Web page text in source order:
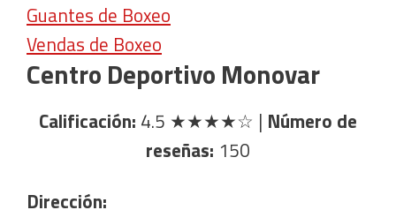
Guantes de Boxeo
Vendas de Boxeo
Centro Deportivo Monovar
Calificación: 4.5 ★★★★☆ | Número de
reseñas: 150
Dirección: